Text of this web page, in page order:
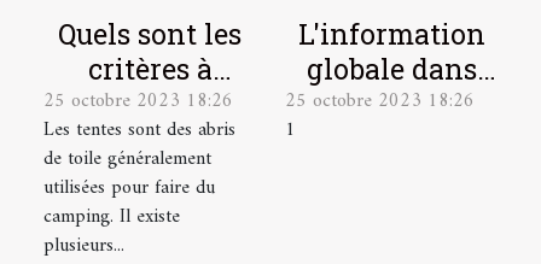
Quels sont les
critères à
prendre en
compte pour
bien choisir
une tente de
camping ?
25 octobre 2023 18:26
Les tentes sont des abris
de toile généralement
utilisées pour faire du
camping. Il existe
plusieurs...
L'information
globale dans
une seule
25 octobre 2023 18:26
1